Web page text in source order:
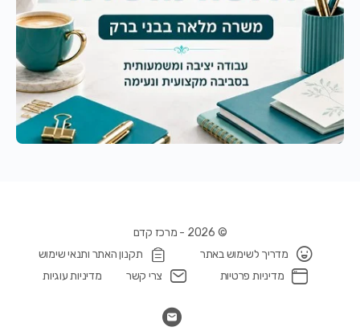
© 2026 - מרכז קדם
מדריך לשימוש באתר
תקנון האתר ותנאי שימוש
מדיניות פרטיות
צרי קשר מדיניות עוגיות